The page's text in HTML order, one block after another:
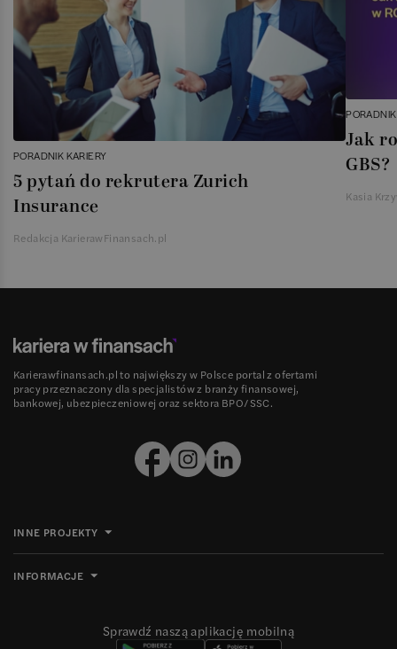
PORADNIK KARIERY
5 pytań do rekrutera Zurich
Insurance
Redakcja KarierawFinansach.pl
Jak
GBS?
Kasia
Karierawfinansach.pl to największy w Polsce portal z ofertami
pracy przeznaczony dla specjalistów z branży finansowej,
bankowej, ubezpieczeniowej oraz sektora BPO/SSC.
INNE PROJEKTY
INFORMACJE
Sprawdź naszą aplikację mobilną